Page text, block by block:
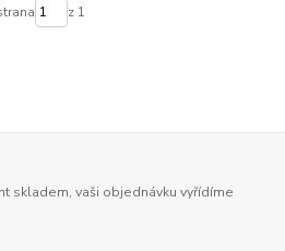
z 1
skladem, vaši objednávku vyřídíme